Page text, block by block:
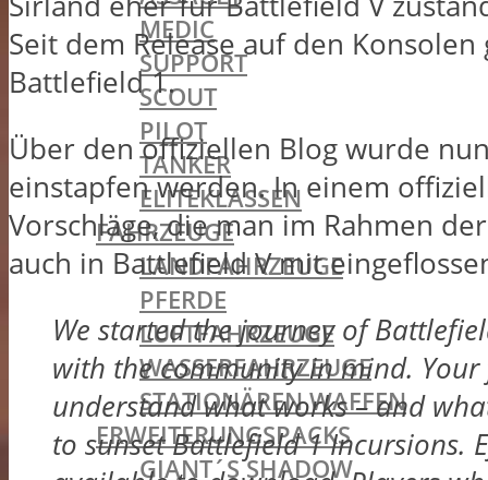
MEDIC
SUPPORT
SCOUT
PILOT
TANKER
ELITEKLASSEN
FAHRZEUGE
LANDFAHRZEUGE
PFERDE
LUFTFAHRZEUGE
WASSERFAHRZEUGE
STATIONÄREN WAFFEN
ERWEITERUNGSPACKS
GIANT´S SHADOW
Seit dem Release auf den
Battlefield 1.
Über den offiziellen Blog wurde nun
einstapfen werden. In einem
Vorschläge, die man im Rahmen
auch in Battlefield V mit
We started the journey of
with the community in mind. Your
understand what works – and
to sunset Battlefield 1 Incursions.